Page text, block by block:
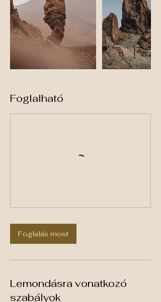
Foglalható
Foglalás most
Lemondásra vonatkozó
szabályok